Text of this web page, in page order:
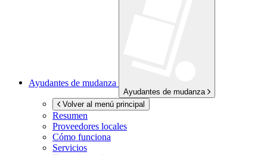
Ayudantes de mudanza
Ayudantes de mudanza
Volver al menú principal
Resumen
Proveedores locales
Cómo funciona
Servicios